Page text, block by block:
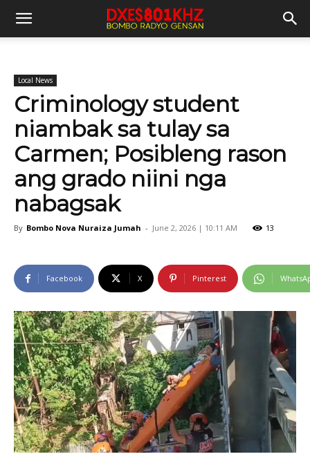
Local News
Criminology student
niambak sa tulay sa
Carmen; Posibleng rason
ang grado niini nga
nabagsak
By Bombo Nova Nuraiza Jumah - June 2, 2026 | 10:11 AM 13
Facebook X Pinterest